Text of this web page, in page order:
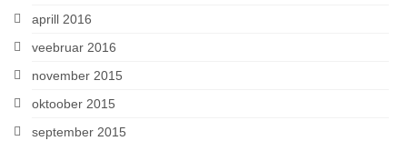
aprill 2016
veebruar 2016
november 2015
oktoober 2015
september 2015